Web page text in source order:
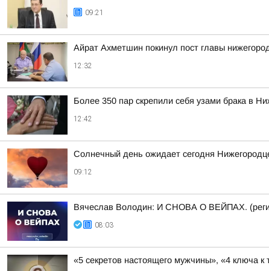
09:21
Айрат Ахметшин покинул пост главы
12:32
Более 350 пар скрепили себя узами брака в
12:42
Солнечный день ожидает сегодня
09:12
Вячеслав Володин: И СНОВА О ВЕЙПАХ.
08:03
«5 секретов настоящего мужчины», «4 ключа